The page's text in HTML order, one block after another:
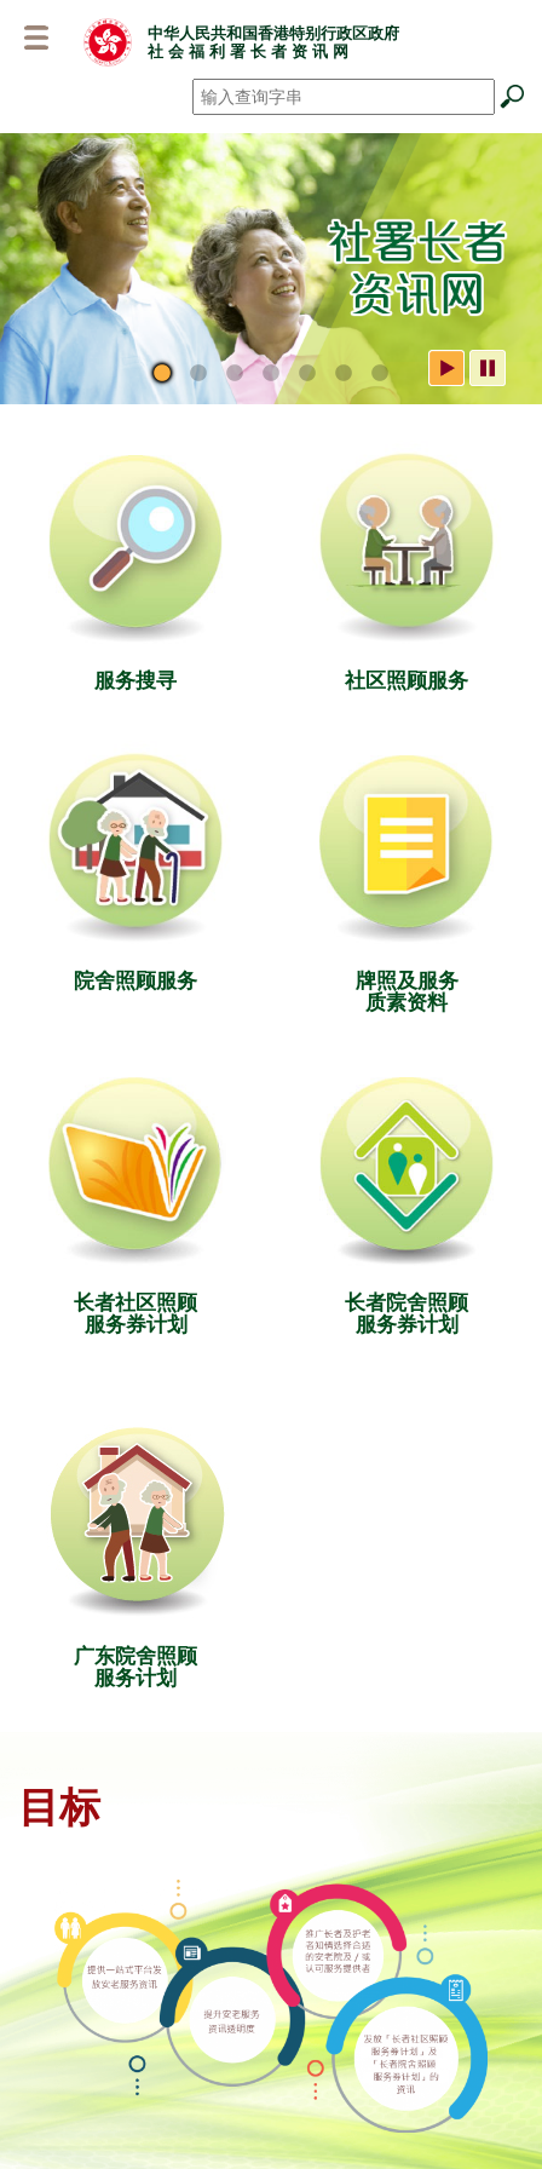
容
中华人民共和国香港特别行政区政府
社 会 福 利 署 长 者 资 讯 网
搜寻 *
社署长者资讯网
服务搜寻 社区照顾服务
院舍照顾服务
牌照及服务
质素资料
长者社区照顾
服务券计划
长者院舍照顾
服务券计划
广东院舍照顾
服务计划
目标